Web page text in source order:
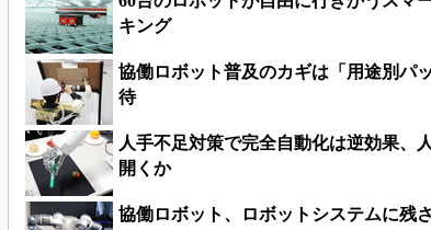
キング
協働ロボット普及のカギは「用途別パ
待
人手不足対策で完全自動化は逆効果、
開くか
協働ロボット、ロボットシステムに残